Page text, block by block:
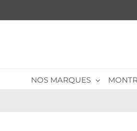
NOS MARQUES